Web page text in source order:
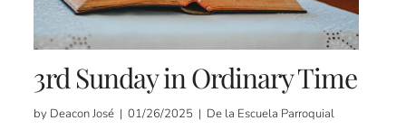
3rd Sunday in Ordinary Time
by Deacon José | 01/26/2025 | De la Escuela Parroquial